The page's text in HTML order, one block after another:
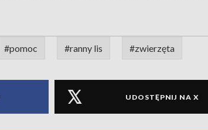
#pomoc #ranny lis #zwierzęta
UDOSTĘPNIJ NA X